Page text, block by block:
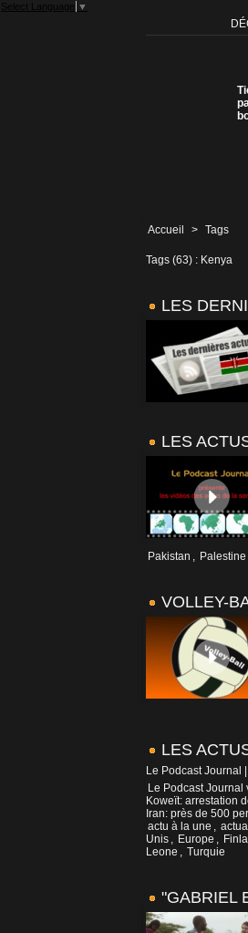
Select Language ▼
Accueil > Tags
Tags (63) : Kenya
LES
LES
Pakistan , Palestine
VOLLEY-
LES
Le Podcast Journal
Le Podcast
Koweït: arrestation
Iran: près de 500
actu à la une ,
Unis , Europe ,
Leone , Turquie
"GABRIEL